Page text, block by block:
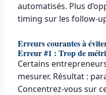
automatisés. Plus
timing sur les follow-
Erreurs courantes à
Erreur #1 : Trop de
Certains
mesurer. Résultat :
Concentrez-vous sur